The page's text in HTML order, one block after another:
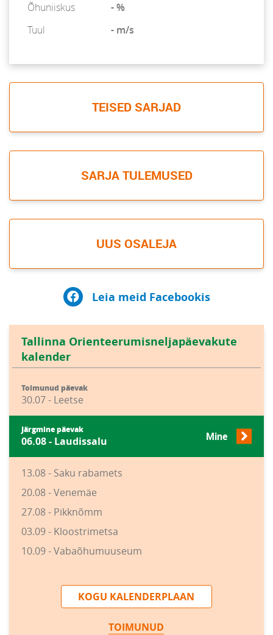
Õhuniiskus
- %
Tuul
- m/s
TEISED SARJAD
SARJA TULEMUSED
UUS OSALEJA
Leia meid Facebookis
Tallinna Orienteerumisneljapäevakute
kalender
Toimunud päevak
30.07 - Leetse
Järgmine päevak
06.08 - Laudissalu Mine
13.08 - Saku rabamets
20.08 - Venemäe
27.08 - Pikknõmm
03.09 - Kloostrimetsa
10.09 - Vabaõhumuuseum
KOGU KALENDERPLAAN
TOIMUNUD